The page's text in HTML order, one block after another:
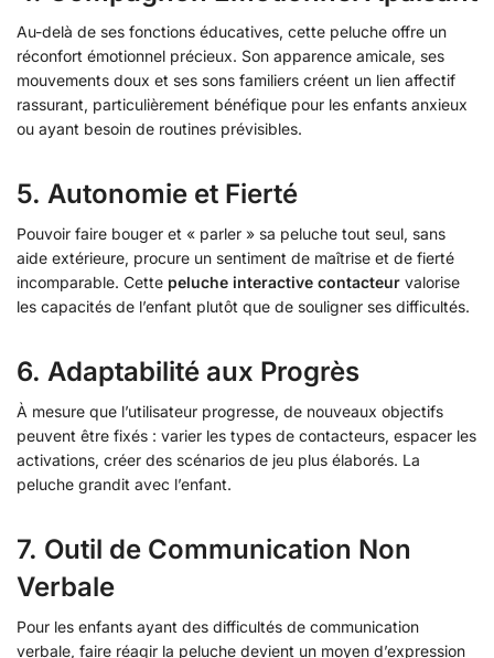
Au-delà de ses fonctions éducatives, cette peluche offre un
réconfort émotionnel précieux. Son apparence amicale, ses
mouvements doux et ses sons familiers créent un lien affectif
rassurant, particulièrement bénéfique pour les enfants anxieux
ou ayant besoin de routines prévisibles.
5. Autonomie et Fierté
Pouvoir faire bouger et « parler » sa peluche tout seul, sans
aide extérieure, procure un sentiment de maîtrise et de fierté
incomparable. Cette peluche interactive contacteur valorise
les capacités de l’enfant plutôt que de souligner ses difficultés.
6. Adaptabilité aux Progrès
À mesure que l’utilisateur progresse, de nouveaux objectifs
peuvent être fixés : varier les types de contacteurs, espacer les
activations, créer des scénarios de jeu plus élaborés. La
peluche grandit avec l’enfant.
7. Outil de Communication Non
Verbale
Pour les enfants ayant des difficultés de communication
verbale, faire réagir la peluche devient un moyen d’expression